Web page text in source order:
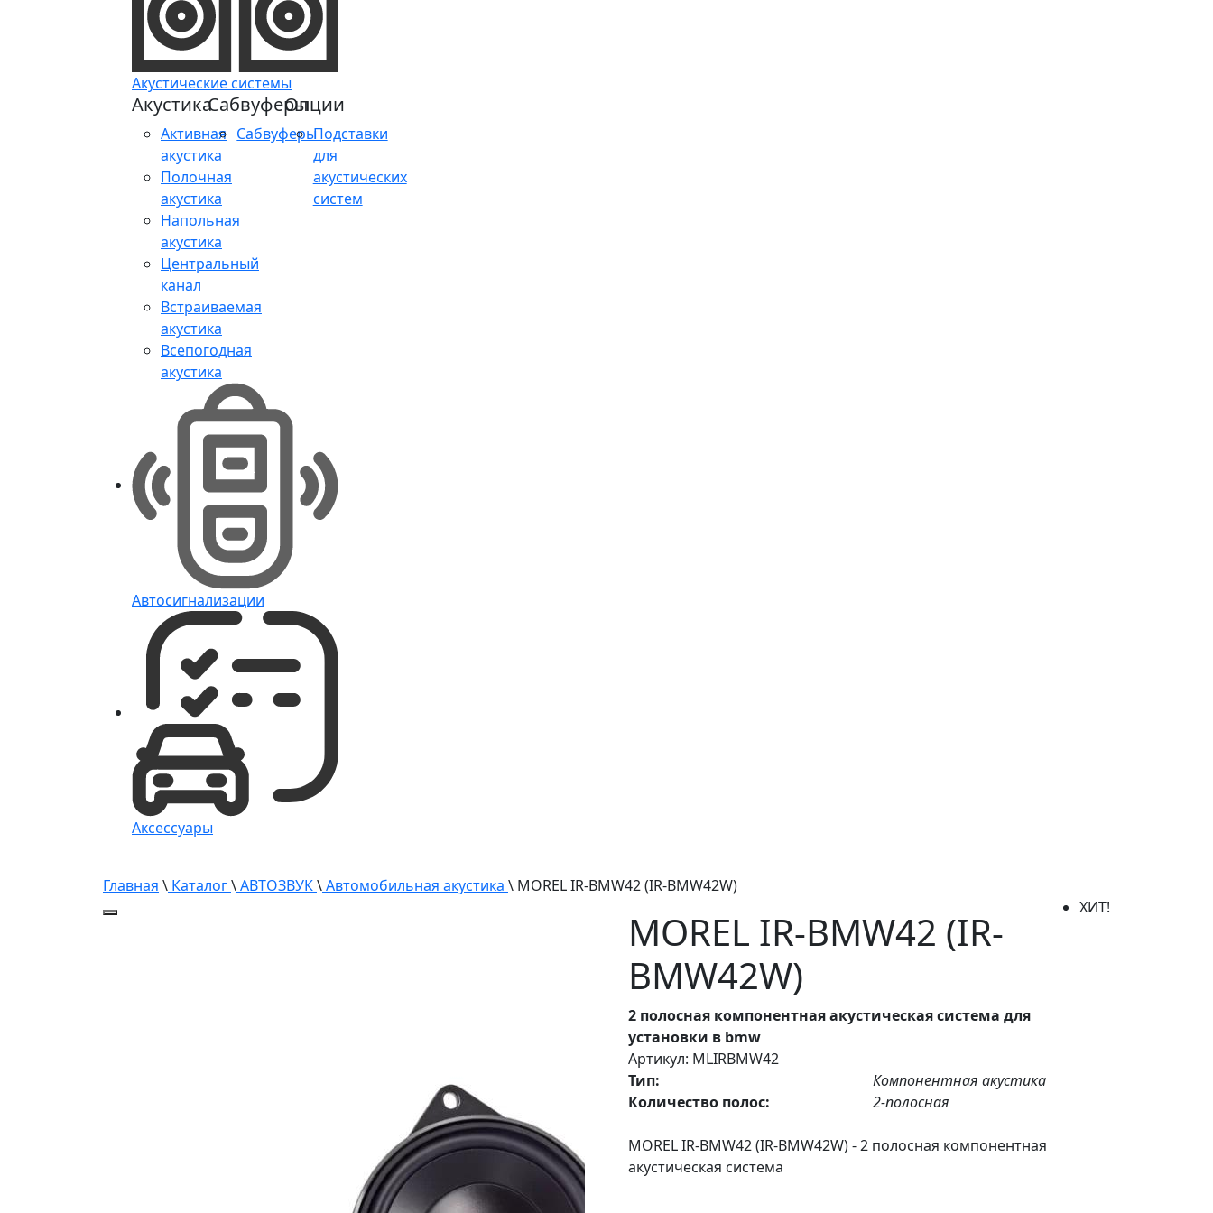
Акустические системы
Акустика
Активная
акустика
Полочная
акустика
Напольная
акустика
Центральный
канал
Встраиваемая
акустика
Всепогодная
акустика
Сабвуферы
Сабвуферы
Опции
Подставки
для
акустических
систем
Автосигнализации
Аксессуары
Главная \ Каталог\АВТОЗВУК\Автомобильная акустика \ MOREL IR-BMW42 (IR-BMW42W)
MOREL IR-BMW42 (IR-
BMW42W)
2 полосная компонентная акустическая система для
установки в bmw
ХИТ!
Артикул: MLIRBMW42
Тип:
Компонентная акустика
Количество полос:
2-полосная
MOREL IR-BMW42 (IR-BMW42W) - 2 полосная компонентная
акустическая система